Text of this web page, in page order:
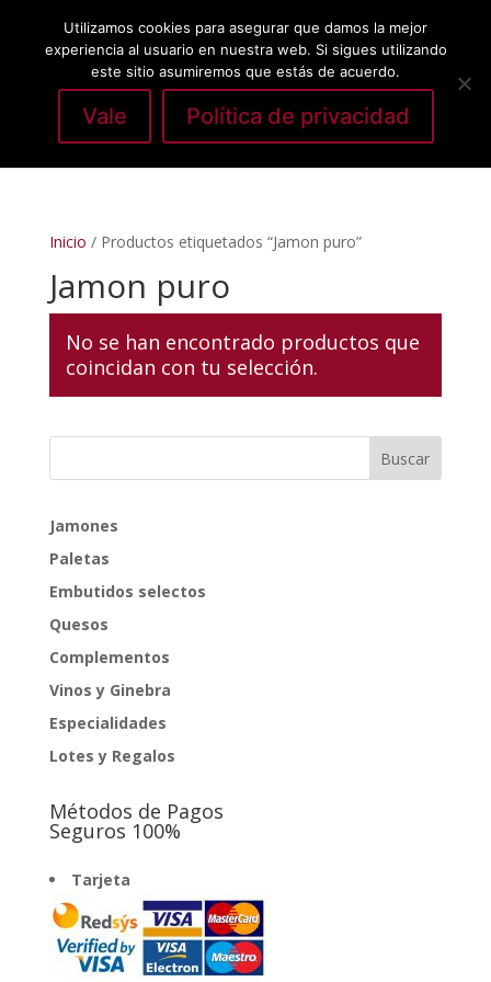
Seleccionar página
Inicio / Productos etiquetados “Jamon puro”
Jamon puro
No se han encontrado productos que
coincidan con tu selección.
Jamones
Paletas
Embutidos selectos
Quesos
Complementos
Vinos y Ginebra
Especialidades
Lotes y Regalos
Métodos de Pagos
Seguros 100%
Tarjeta
Utilizamos cookies para asegurar que damos la mejor
experiencia al usuario en nuestra web. Si sigues utilizando
este sitio asumiremos que estás de acuerdo.
Vale Política de privacidad